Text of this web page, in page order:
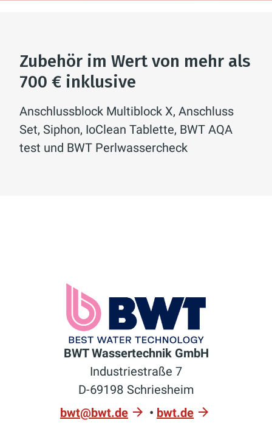
Zubehör im Wert von mehr als
700 € inklusive
Anschlussblock Multiblock X, Anschluss
Set, Siphon, IoClean Tablette, BWT AQA
test und BWT Perlwassercheck
BWT Wassertechnik GmbH
Industriestraße 7
D-69198 Schriesheim
bwt@bwt.de
• bwt.de